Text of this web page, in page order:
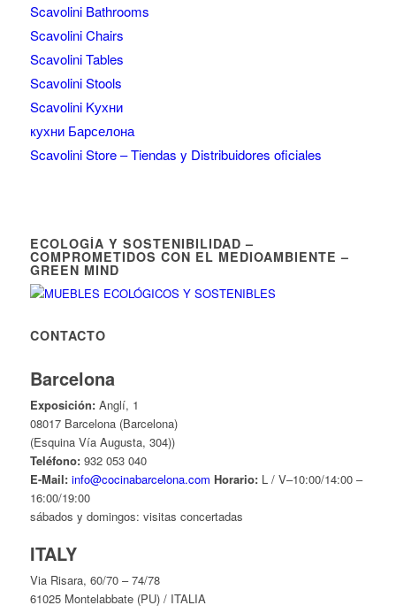
Scavolini Bathrooms
Scavolini Chairs
Scavolini Tables
Scavolini Stools
Scavolini Kухни
кухни Барселона
Scavolini Store – Tiendas y Distribuidores oficiales
ECOLOGÍA Y SOSTENIBILIDAD –
COMPROMETIDOS CON EL MEDIOAMBIENTE –
GREEN MIND
CONTACTO
Barcelona
Exposición:Anglí, 1
08017 Barcelona (Barcelona)
(Esquina Vía Augusta, 304))
Teléfono:932 053 040
E-Mail: info@cocinabarcelona.com Horario:L / V–10:00/14:00 –
16:00/19:00
sábados y domingos: visitas concertadas
ITALY
Via Risara, 60/70 – 74/78
61025 Montelabbate (PU) / ITALIA